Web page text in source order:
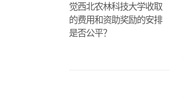
觉西北农林科技大学收取
的费用和资助奖励的安排
是否公平？